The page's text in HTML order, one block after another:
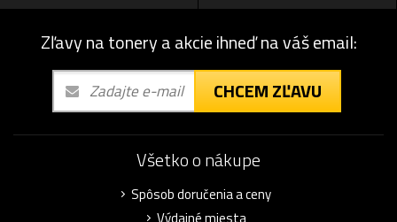
Zľavy na tonery a akcie ihneď na váš email:
CHCEM ZĽAVU
Všetko o nákupe
Spôsob doručenia a ceny
Výdajné miesta